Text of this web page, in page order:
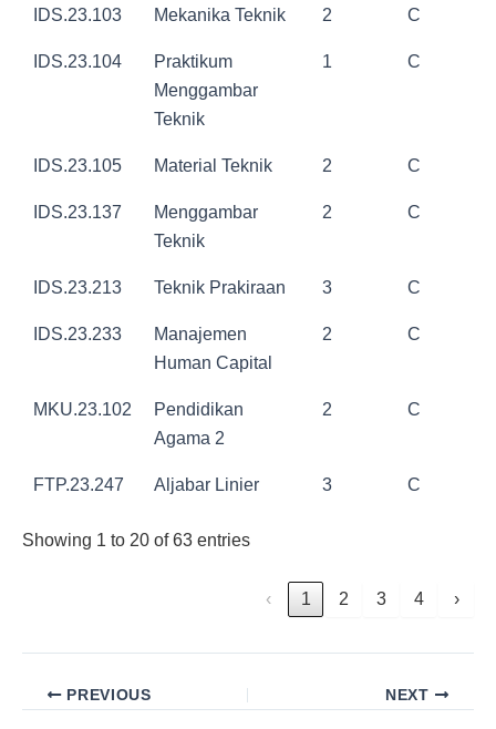
IDS.23.103 Mekanika Teknik 2 C
IDS.23.104
Praktikum
Menggambar
Teknik
1 C
IDS.23.105 Material Teknik 2 C
IDS.23.137
Menggambar
Teknik
2 C
IDS.23.213 Teknik Prakiraan 3 C
IDS.23.233
Manajemen
Human Capital
2 C
MKU.23.102
Pendidikan
Agama 2
2 C
FTP.23.247 Aljabar Linier 3 C
Showing 1 to 20 of 63 entries
‹ 1 2 3 4 ›
PREVIOUS NEXT